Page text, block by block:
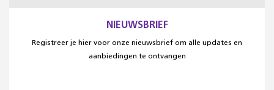
NIEUWSBRIEF
Registreer je hier voor onze nieuwsbrief om alle updates en
aanbiedingen te ontvangen